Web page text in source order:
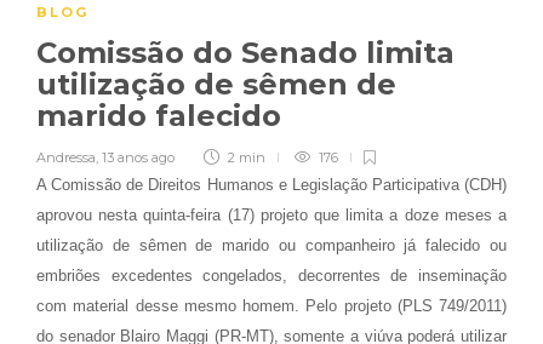
BLOG
Comissão do Senado limita
utilização de sêmen de
marido falecido
Andressa, 13 anos ago 2 min 176
A Comissão de Direitos Humanos e Legislação Participativa (CDH)
aprovou nesta quinta-feira (17) projeto que limita a doze meses a
utilização de sêmen de marido ou companheiro já falecido ou
embriões excedentes congelados, decorrentes de inseminação
com material desse mesmo homem. Pelo projeto (PLS 749/2011)
do senador Blairo Maggi (PR-MT), somente a viúva poderá utilizar